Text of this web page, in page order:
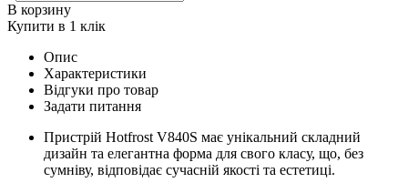
В корзину
Купити в 1 клік
Опис
Характеристики
Відгуки про товар
Задати питання
Пристрій Hotfrost V840S має унікальний складний
дизайн та елегантна форма для свого класу, що, без
сумніву, відповідає сучасній якості та естетиці.